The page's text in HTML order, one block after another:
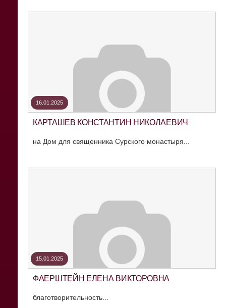
16.01.2025
КАРТАШЕВ КОНСТАНТИН НИКОЛАЕВИЧ
на Дом для священника Сурского монастыря...
15.01.2025
ФАЕРШТЕЙН ЕЛЕНА ВИКТОРОВНА
благотворительность...